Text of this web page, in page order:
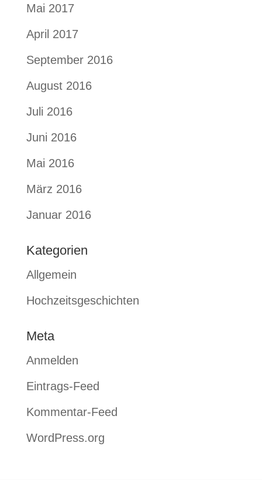
Mai 2017
April 2017
September 2016
August 2016
Juli 2016
Juni 2016
Mai 2016
März 2016
Januar 2016
Kategorien
Allgemein
Hochzeitsgeschichten
Meta
Anmelden
Eintrags-Feed
Kommentar-Feed
WordPress.org